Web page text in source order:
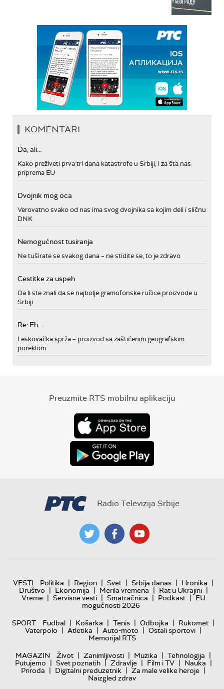
KOMENTARI
Da, ali...
Kako preživeti prva tri dana katastrofe u Srbiji, i za šta nas
priprema EU
Dvojnik mog oca
Verovatno svako od nas ima svog dvojnika sa kojim deli i sličnu
DNK
Nemogućnost tusiranja
Ne tuširate se svakog dana – ne stidite se, to je zdravo
Cestitke za uspeh
Da li ste znali da se najbolje gramofonske ručice proizvode u
Srbiji
Re: Eh...
Leskovačka sprža – proizvod sa zaštićenim geografskim
poreklom
Preuzmite RTS mobilnu aplikaciju
Radio Televizija Srbije
VESTI Politika | Region | Svet | Srbija danas | Hronika |
Društvo | Ekonomija | Merila vremena | Rat u Ukrajini |
Vreme | Servisne vesti | Smatračnica | Podkast | EU
mogućnosti 2026
SPORT
Fudbal | Košarka | Tenis | Odbojka | Rukomet |
Vaterpolo | Atletika | Auto-moto | Ostali sportovi |
Memorijal RTS
MAGAZIN
Život | Zanimljivosti | Muzika | Tehnologija |
Putujemo | Svet poznatih | Zdravlje | Film i TV | Nauka |
Priroda | Digitalni preduzetnik | Za male velike heroje |
Naizgled zdrav